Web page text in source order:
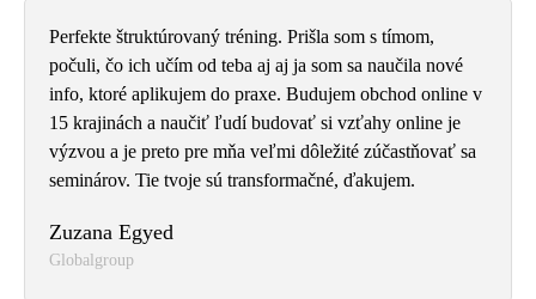
Perfekte štruktúrovaný tréning. Prišla som s tímom,
počuli, čo ich učím od teba aj aj ja som sa naučila nové
info, ktoré aplikujem do praxe. Budujem obchod online v
15 krajinách a naučiť ľudí budovať si vzťahy online je
výzvou a je preto pre mňa veľmi dôležité zúčastňovať sa
seminárov. Tie tvoje sú transformačné, ďakujem.
Zuzana Egyed
Globalgroup